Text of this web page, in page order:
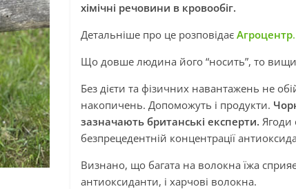
хімічні речовини в кровообіг.
Детальніше про це розповідає Агроцентр.
Що довше людина його “носить”, то
Без дієти та фізичних навантажень не
накопичень. Допоможуть і продукти.
зазначають британські експерти. Ягоди
безпрецедентній концентрації
Визнано, що багата на волокна їжа
антиоксиданти, і харчові волокна.